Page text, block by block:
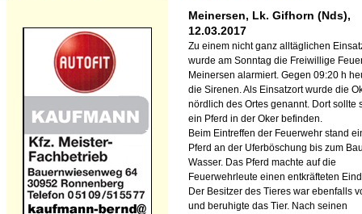
Meinersen, Lk. Gifhorn (Nds),
12.03.2017
Zu einem nicht ganz alltäglichen
wurde am Sonntag die Freiwillige
Meinersen alarmiert. Gegen 09:20 h
die Sirenen. Als Einsatzort wurde die
nördlich des Ortes genannt. Dort sollte
ein Pferd in der Oker befinden.
Beim Eintreffen der Feuerwehr stand
Pferd an der Uferböschung bis zum
Wasser. Das Pferd machte auf die
Feuerwehrleute einen entkräfteten
Der Besitzer des Tieres war ebenfalls
und beruhigte das Tier. Nach seinen